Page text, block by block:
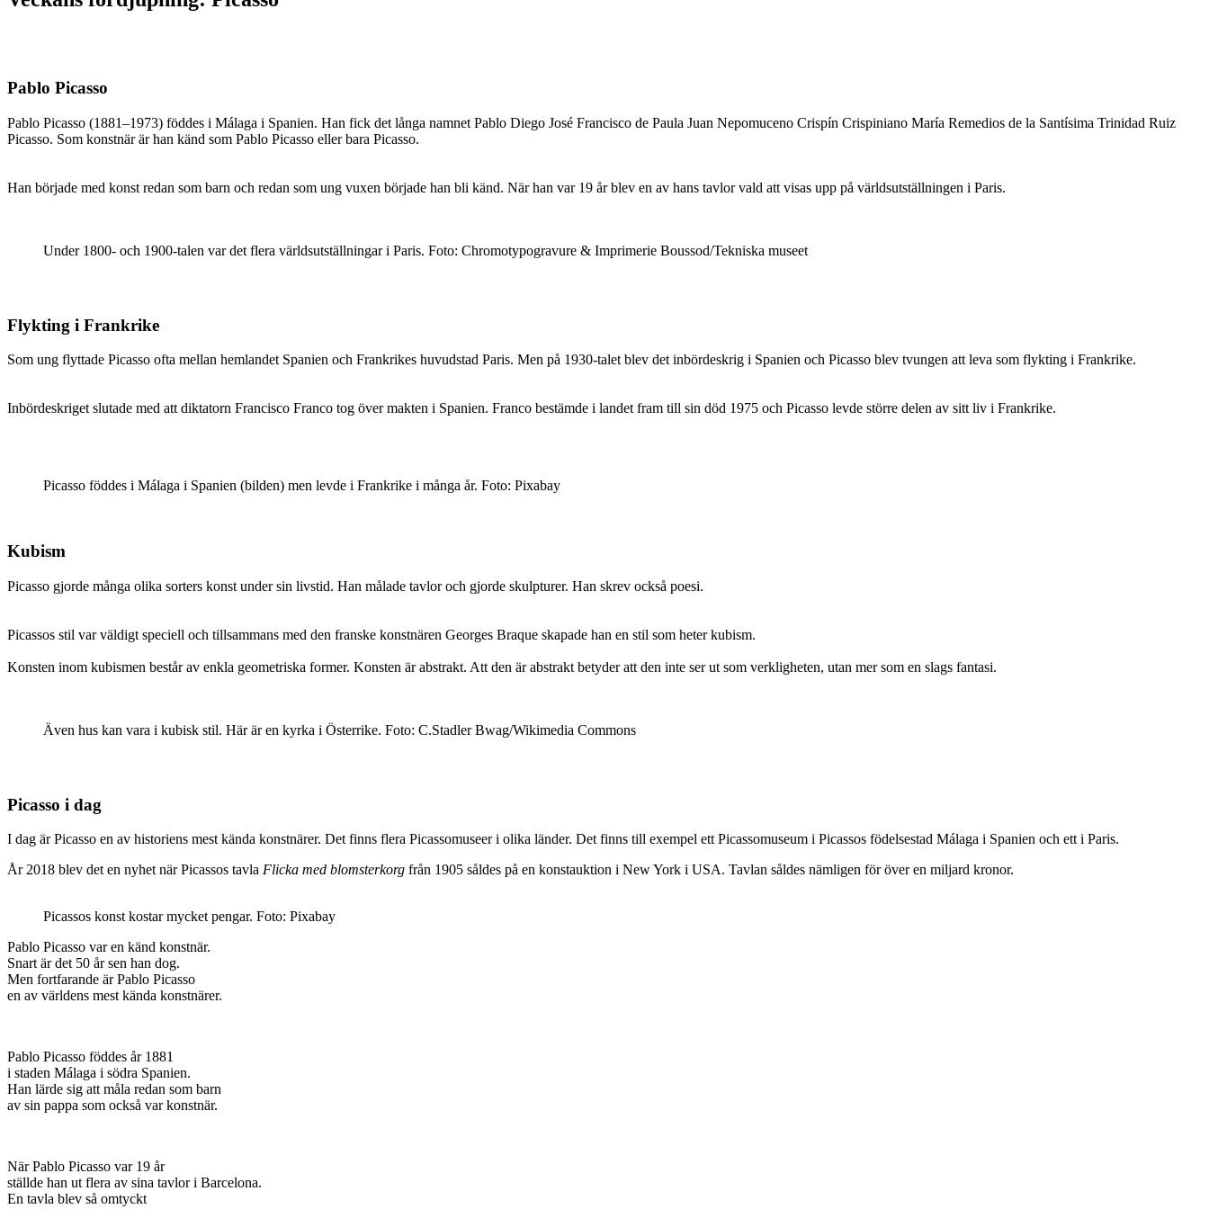
Pablo Picasso
Pablo Picasso (1881–1973) föddes i Málaga i Spanien. Han fick det långa namnet Pablo Diego José Francisco de Paula Juan Nepomuceno Crispín Crispiniano María Remedios de la Santísima Trinidad Ruiz
Picasso. Som konstnär är han känd som Pablo Picasso eller bara Picasso.
Han började med konst redan som barn och redan som ung vuxen började han bli känd. När han var 19 år blev en av hans tavlor vald att visas upp på världsutställningen i Paris.
Under 1800- och 1900-talen var det flera världsutställningar i Paris. Foto: Chromotypogravure & Imprimerie Boussod/Tekniska museet
Flykting i Frankrike
Som ung flyttade Picasso ofta mellan hemlandet Spanien och Frankrikes huvudstad Paris. Men på 1930-talet blev det inbördeskrig i Spanien och Picasso blev tvungen att leva som flykting i Frankrike.
Inbördeskriget slutade med att diktatorn Francisco Franco tog över makten i Spanien. Franco bestämde i landet fram till sin död 1975 och Picasso levde större delen av sitt liv i Frankrike.
Picasso föddes i Málaga i Spanien (bilden) men levde i Frankrike i många år. Foto: Pixabay
Kubism
Picasso gjorde många olika sorters konst under sin livstid. Han målade tavlor och gjorde skulpturer. Han skrev också poesi.
Picassos stil var väldigt speciell och tillsammans med den franske konstnären Georges Braque skapade han en stil som heter kubism.
Konsten inom kubismen består av enkla geometriska former. Konsten är abstrakt. Att den är abstrakt betyder att den inte ser ut som verkligheten, utan mer som en slags fantasi.
Även hus kan vara i kubisk stil. Här är en kyrka i Österrike. Foto: C.Stadler Bwag/Wikimedia Commons
Picasso i dag
I dag är Picasso en av historiens mest kända konstnärer. Det finns flera Picassomuseer i olika länder. Det finns till exempel ett Picassomuseum i Picassos födelsestad Málaga i Spanien och ett i Paris.
År 2018 blev det en nyhet när Picassos tavla Flicka med blomsterkorg från 1905 såldes på en konstauktion i New York i USA. Tavlan såldes nämligen för över en miljard kronor.
Picassos konst kostar mycket pengar. Foto: Pixabay
Pablo Picasso var en känd konstnär.
Snart är det 50 år sen han dog.
Men fortfarande är Pablo Picasso
en av världens mest kända konstnärer.
Pablo Picasso föddes år 1881
i staden Málaga i södra Spanien.
Han lärde sig att måla redan som barn
av sin pappa som också var konstnär.
När Pablo Picasso var 19 år
ställde han ut flera av sina tavlor i Barcelona.
En tavla blev så omtyckt